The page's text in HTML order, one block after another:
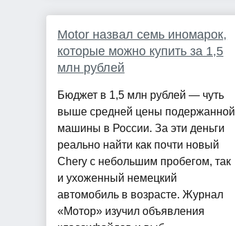
Motor назвал семь иномарок,
которые можно купить за 1,5
млн рублей
Бюджет в 1,5 млн рублей — чуть
выше средней цены подержанной
машины в России. За эти деньги
реально найти как почти новый
Chery с небольшим пробегом, так
и ухоженный немецкий
автомобиль в возрасте. Журнал
«Мотор» изучил объявления